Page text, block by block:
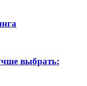
выбрать: